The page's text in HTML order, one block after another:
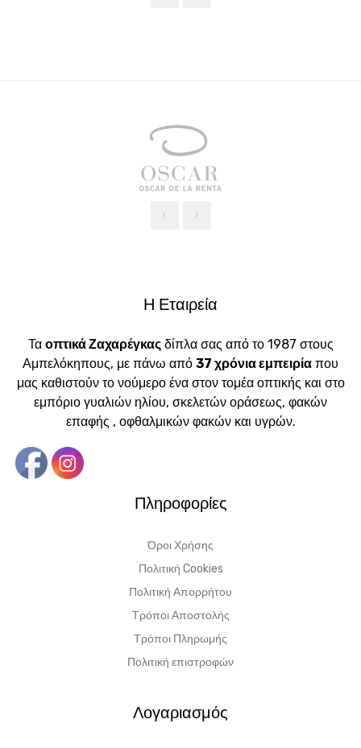
Η Εταιρεία
Τα οπτικά Ζαχαρέγκαςδίπλα σας από το 1987 στους
Αμπελόκηπους, με πάνω από 37 χρόνια εμπειρία που
μας καθιστούν το νούμερο ένα στον τομέα οπτικής και στο
εμπόριο γυαλιών ηλίου, σκελετών οράσεως, φακών
επαφής , οφθαλμικών φακών και υγρών.
Πληροφορίες
Όροι Χρήσης
Πολιτική Cookies
Πολιτική Απορρήτου
Τρόποι Αποστολής
Τρόποι Πληρωμής
Πολιτική επιστροφών
Λογαριασμός